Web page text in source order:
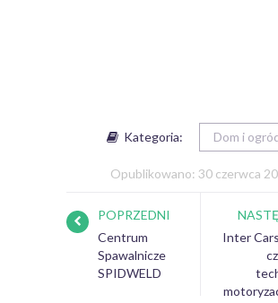
Kategoria: Dom i
Opublikowano: 30 czerwca
POPRZEDNI
Centrum
Spawalnicze
SPIDWELD
Inter